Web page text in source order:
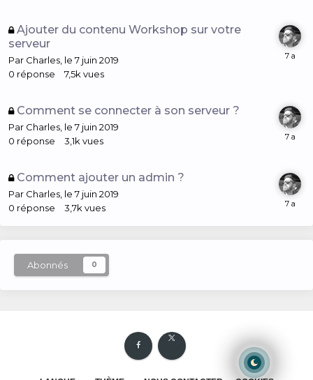
Ajouter du contenu Workshop sur votre
serveur
Par Charles, le 7 juin 2019
0 réponse 7,5kvues
Comment se connecter à son serveur ?
Par Charles, le 7 juin 2019
0 réponse 3,1kvues
Comment ajouter un admin ?
Par Charles, le 7 juin 2019
0 réponse 3,7kvues
Abonnés 0